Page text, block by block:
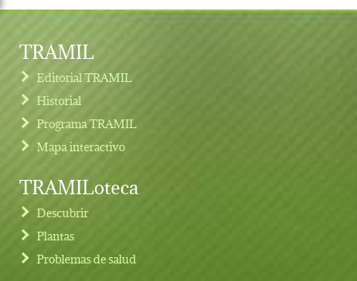
TRAMIL
Editorial TRAMIL
Historial
Programa TRAMIL
Mapa interactivo
TRAMILoteca
Descubrir
Plantas
Problemas de salud